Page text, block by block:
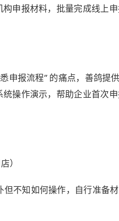
申报材料，批量完成线上申
报流程” 的痛点，善鸽提供
操作演示，帮助企业首次
）
不知如何操作，自行准备